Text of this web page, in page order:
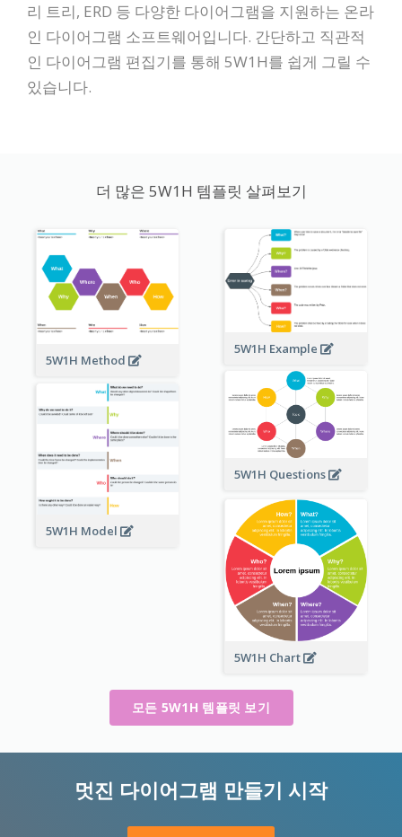
리 트리, ERD 등 다양한 다이어그램을 지원하는 온라
인 다이어그램 소프트웨어입니다. 간단하고 직관적
인 다이어그램 편집기를 통해 5W1H를 쉽게 그릴 수
있습니다.
더 많은 5W1H 템플릿 살펴보기
5W1H Method
5W1H Example
5W1H Questions
5W1H Model
5W1H Chart
모든 5W1H 템플릿 보기
멋진 다이어그램 만들기 시작